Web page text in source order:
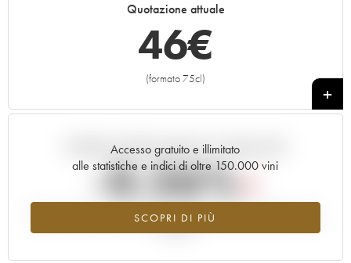
1999 1998
Quotazione attuale
46€
(formato 75cl)
+
Accesso gratuito e illimitato
alle statistiche e indici di oltre 150.000 vini
SCOPRI DI PIÙ
Andamento della quotazione in tempo reale
-0.26%
Tendenza al ribasso per il valore dell'annata 2018 nel 2026 rispetto